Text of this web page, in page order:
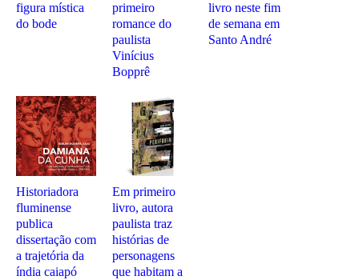
figura mística
do bode
primeiro
romance do
paulista
Vinícius
Bopprê
livro neste fim
de semana em
Santo André
Historiadora
fluminense
publica
dissertação com
a trajetória da
índia caiapó
Em primeiro
livro, autora
paulista traz
histórias de
personagens
que habitam a